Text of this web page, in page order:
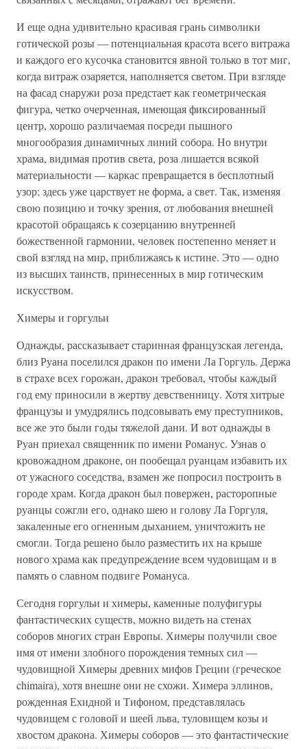
И еще одна удивительно красивая грань символики
готической розы — потенциальная красота всего витража
и каждого его кусочка становится явной только в тот миг,
когда витраж озаряется, наполняется светом. При взгляде
на фасад снаружи роза предстает как геометрическая
фигура, четко очерченная, имеющая фиксированный
центр, хорошо различаемая посреди пышного
многообразия динамичных линий собора. Но внутри
храма, видимая против света, роза лишается всякой
материальности — каркас превращается в бесплотный
узор; здесь уже царствует не форма, а свет. Так, изменяя
свою позицию и точку зрения, от любования внешней
красотой обращаясь к созерцанию внутренней
божественной гармонии, человек постепенно меняет и
свой взгляд на мир, приближаясь к истине. Это — одно
из высших таинств, принесенных в мир готическим
искусством.
Химеры и горгульи
Однажды, рассказывает старинная французская легенда,
близ Руана поселился дракон по имени Ла Горгуль. Держа
в страхе всех горожан, дракон требовал, чтобы каждый
год ему приносили в жертву девственницу. Хотя хитрые
французы и умудрялись подсовывать ему преступников,
все же это были годы тяжелой дани. И вот однажды в
Руан приехал священник по имени Романус. Узнав о
кровожадном драконе, он пообещал руанцам избавить их
от ужасного соседства, взамен же попросил построить в
городе храм. Когда дракон был повержен, расторопные
руанцы сожгли его, однако шею и голову Ла Горгуля,
закаленные его огненным дыханием, уничтожить не
смогли. Тогда решено было разместить их на крыше
нового храма как предупреждение всем чудовищам и в
память о славном подвиге Романуса.
Сегодня горгульи и химеры, каменные полуфигуры
фантастических существ, можно видеть на стенах
соборов многих стран Европы. Химеры получили свое
имя от имени злобного порождения темных сил —
чудовищной Химеры древних мифов Греции (греческое
chimaira), хотя внешне они не схожи. Химера эллинов,
рожденная Ехидной и Тифоном, представлялась
чудовищем с головой и шеей льва, туловищем козы и
хвостом дракона. Химеры соборов — это фантастические